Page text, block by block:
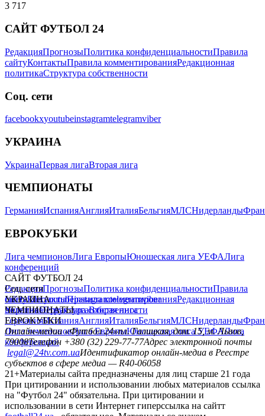
3 717
САЙТ ФУТБОЛ 24
РедакцияПрогнозыПолитика конфиденциальностиПравила
сайтуКонтактыПравила комментированияРедакционная
политикаСтруктура собственности
Соц. сети
facebookxyoutubeinstagramtelegramviber
УКРАИНА
УкраинаПервая лигаВторая лига
ЧЕМПИОНАТЫ
ГерманияИспанияАнглияИталияБельгияМЛСНидерланды
ЕВРОКУБКИ
Лига чемпионовЛига ЕвропыЮношеская лига УЕФАЛига
конференций
САЙТ ФУТБОЛ 24
РедакцияПрогнозыПолитика конфиденциальностиПравила
сайтуКонтактыПравила комментированияРедакционная
политикаСтруктура собственности
Соц. сети
facebookxyoutubeinstagramtelegramviber
УКРАИНА
УкраинаПервая лигаВторая лига
ЧЕМПИОНАТЫ
ГерманияИспанияАнглияИталияБельгияМЛСНидерланды
ЕВРОКУБКИ
Лига чемпионовЛига ЕвропыЮношеская лига УЕФАЛига
конференций
Онлайн-медиа «Футбол 24»пл. Галицкая, дом. 15, м. Львов,
79008Телефон +380 (32) 229-77-77Адрес электронной почты
legal@24tv.com.uaИдентификатор онлайн-медиа в Реестре
субъектов в сфере медиа — R40-06058
21+Материалы сайта предназначены для лиц старше 21 года
При цитировании и использовании любых материалов ссылка
на "Футбол 24" обязательна. При цитировании и
использовании в сети Интернет гиперссылка на сайтт